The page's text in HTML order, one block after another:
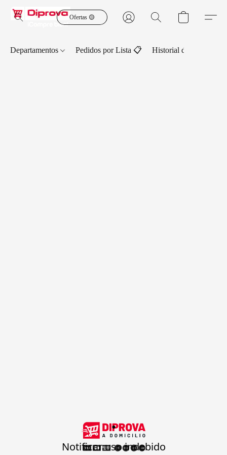
Ofertas 🟡
Departamentos Pedidos por Lista 📋 Historial de Pedidos
.
Notificar uso indebido